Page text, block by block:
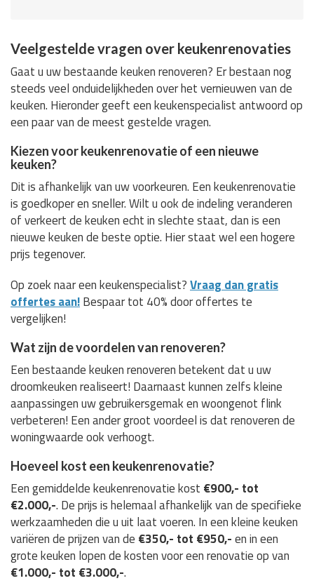
Veelgestelde vragen over keukenrenovaties
Gaat u uw bestaande keuken renoveren? Er bestaan nog
steeds veel onduidelijkheden over het vernieuwen van de
keuken. Hieronder geeft een keukenspecialist antwoord op
een paar van de meest gestelde vragen.
Kiezen voor keukenrenovatie of een nieuwe
keuken?
Dit is afhankelijk van uw voorkeuren. Een keukenrenovatie
is goedkoper en sneller. Wilt u ook de indeling veranderen
of verkeert de keuken echt in slechte staat, dan is een
nieuwe keuken de beste optie. Hier staat wel een hogere
prijs tegenover.
Op zoek naar een keukenspecialist?Vraag dan gratis
offertes aan!Bespaar tot 40% door offertes te
vergelijken!
Wat zijn de voordelen van renoveren?
Een bestaande keuken renoveren betekent dat u uw
droomkeuken realiseert! Daarnaast kunnen zelfs kleine
aanpassingen uw gebruikersgemak en woongenot flink
verbeteren! Een ander groot voordeel is dat renoveren de
woningwaarde ook verhoogt.
Hoeveel kost een keukenrenovatie?
Een gemiddelde keukenrenovatie kost €900,- tot
€2.000,-. De prijs is helemaal afhankelijk van de specifieke
werkzaamheden die u uit laat voeren. In een kleine keuken
variëren de prijzen van de €350,- tot €950,-en in een
grote keuken lopen de kosten voor een renovatie op van
€1.000,- tot €3.000,-.